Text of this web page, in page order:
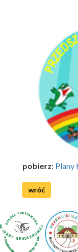
pobierz: Plany
wróć